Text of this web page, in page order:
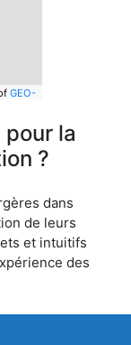
GEO-
la
?
dans
de leurs
et intuitifs
des